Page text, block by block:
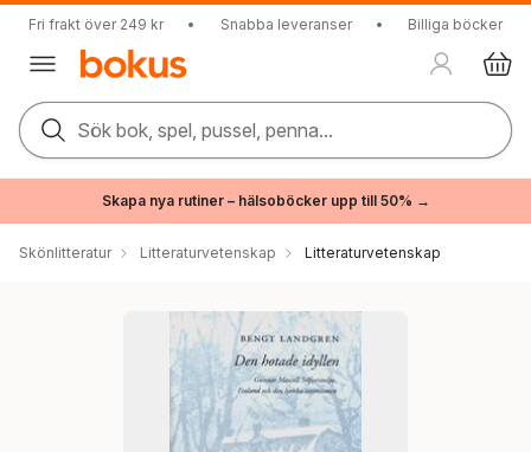
Fri frakt över 249 kr • Snabba leveranser • Billiga böcker
Sök bok, spel, pussel, penna...
Skapa nya rutiner – hälsoböcker upp till 50% →
Skönlitteratur Litteraturvetenskap Litteraturvetenskap